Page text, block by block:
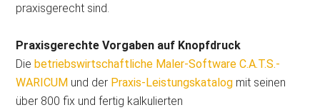
praxisgerecht sind.
Praxisgerechte Vorgaben auf Knopfdruck
Diebetriebswirtschaftliche Maler-Software C.A.T.S.-
WARICUM und der Praxis-Leistungskatalog mit seinen
über 800 fix und fertig kalkulierten